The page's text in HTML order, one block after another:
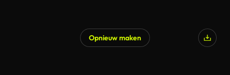
Opnieuw maken